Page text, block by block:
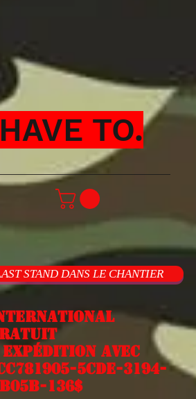
TO.
avec
5cde-3194-
136$
STAND DANS LE CHANTIER